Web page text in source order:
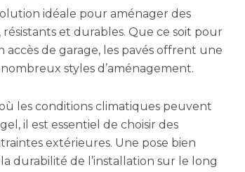
idéale pour aménager des
et durables. Que ce soit pour
de garage, les pavés offrent une
styles d’aménagement.
les conditions climatiques peuvent
il est essentiel de choisir des
extérieures. Une pose bien
durabilité de l’installation sur le long